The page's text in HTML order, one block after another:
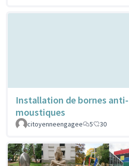
Installation de bornes anti-
moustiques
citoyenneengagee 5 30